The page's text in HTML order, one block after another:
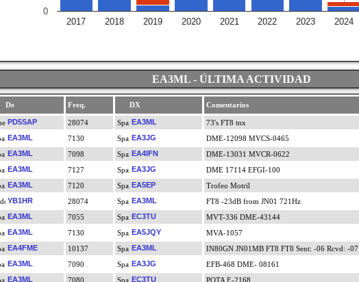
2017 2018 2019 2020 2021 2022 2023 2024
0
EA3ML - ÚLTIMA ACTIVIDAD
Freq. DX Comentarios
PD5SAP 28074 EA3ML 73's FT8 tnx
EA3ML
7130 EA3JG DME-12098 MVCS-0465
EA3ML
7098 EA4IFN DME-13031 MVCR-0622
EA3ML
7127 EA3JG DME 17114 EFGI-100
EA3ML
7120 EA5EP Trofeo Motril
YB1HR
28074 EA3ML FT8 -23dB from JN01 721Hz
EA3ML
7055 EC3TU MVT-336 DME-43144
EA3ML
7130 EA5JQY MVA-1057
EA4FME
10137 EA3ML IN80GN JN01MB FT8 FT8 Sent: -06 Rcvd: -07
EA3ML
7090 EA3JG EFB-468 DME- 08161
EA3ML
7080 EC3TU POTA E-2168